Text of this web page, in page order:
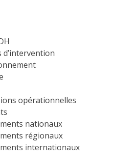
opérationnelles
nationaux
régionaux
internationaux